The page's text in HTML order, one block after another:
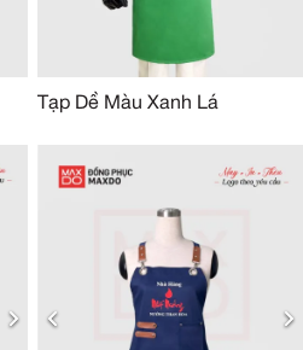
Tạp Dề Màu Xanh Lá